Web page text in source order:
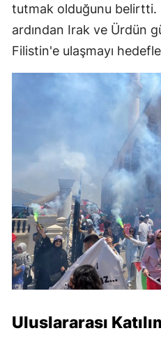
tutmak olduğunu belirtti.
ardından Irak ve Ürdün
Filistin'e ulaşmayı
Uluslararası